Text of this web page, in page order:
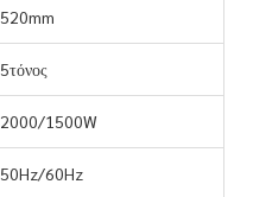
520mm
5τόνος
2000/1500W
50Hz/60Hz